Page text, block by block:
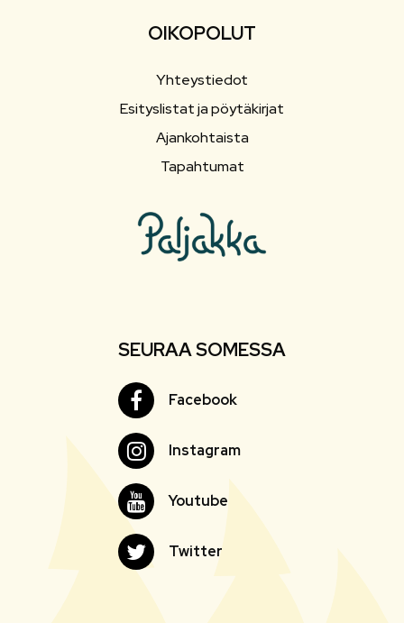
OIKOPOLUT
Yhteystiedot
Esityslistat ja pöytäkirjat
Ajankohtaista
Tapahtumat
SEURAA SOMESSA
FacebookFacebook
InstagramInstagram
YoutubeYoutube
Twitter Twitter